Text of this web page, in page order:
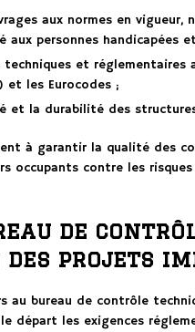
aux normes en vigueur,
aux personnes handicapées
et réglementaires
et les Eurocodes ;
et la durabilité des
à garantir la qualité des
occupants contre les
de
projets
au bureau de contrôle
départ les exigences